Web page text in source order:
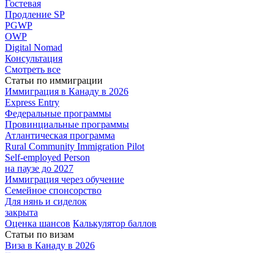
Гостевая
Продление SP
PGWP
OWP
Digital Nomad
Консультация
Смотреть все
Статьи по иммиграции
Иммиграция в Канаду в 2026
Express Entry
Федеральные программы
Провинциальные программы
Атлантическая программа
Rural Community Immigration Pilot
Self-employed Person
на паузе до 2027
Иммиграция через обучение
Семейное спонсорство
Для нянь и сиделок
закрыта
Оценка шансов Калькулятор баллов
Статьи по визам
Виза в Канаду в 2026